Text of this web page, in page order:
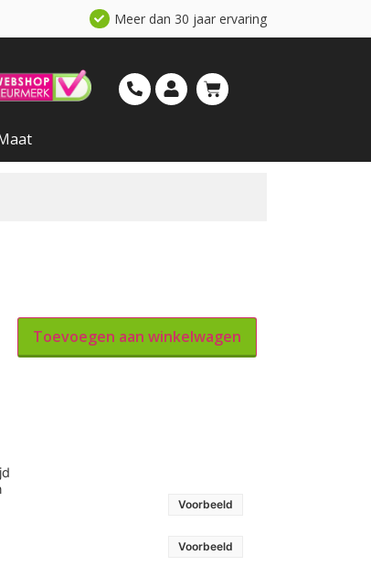
Meer dan 30 jaar ervaring
Voorbeeld
Voorbeeld
Toevoegen aan winkelwagen